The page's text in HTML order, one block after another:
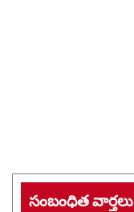
సంబంధిత వార్తలు